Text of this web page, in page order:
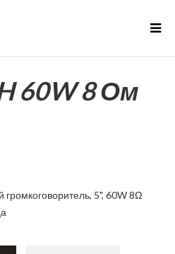
60W 8 Ом
5", 60W 8Ω